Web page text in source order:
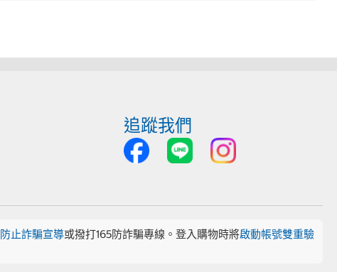
追蹤我們
防止詐騙宣導或撥打165防詐騙專線。登入購物時將啟動帳號雙重驗